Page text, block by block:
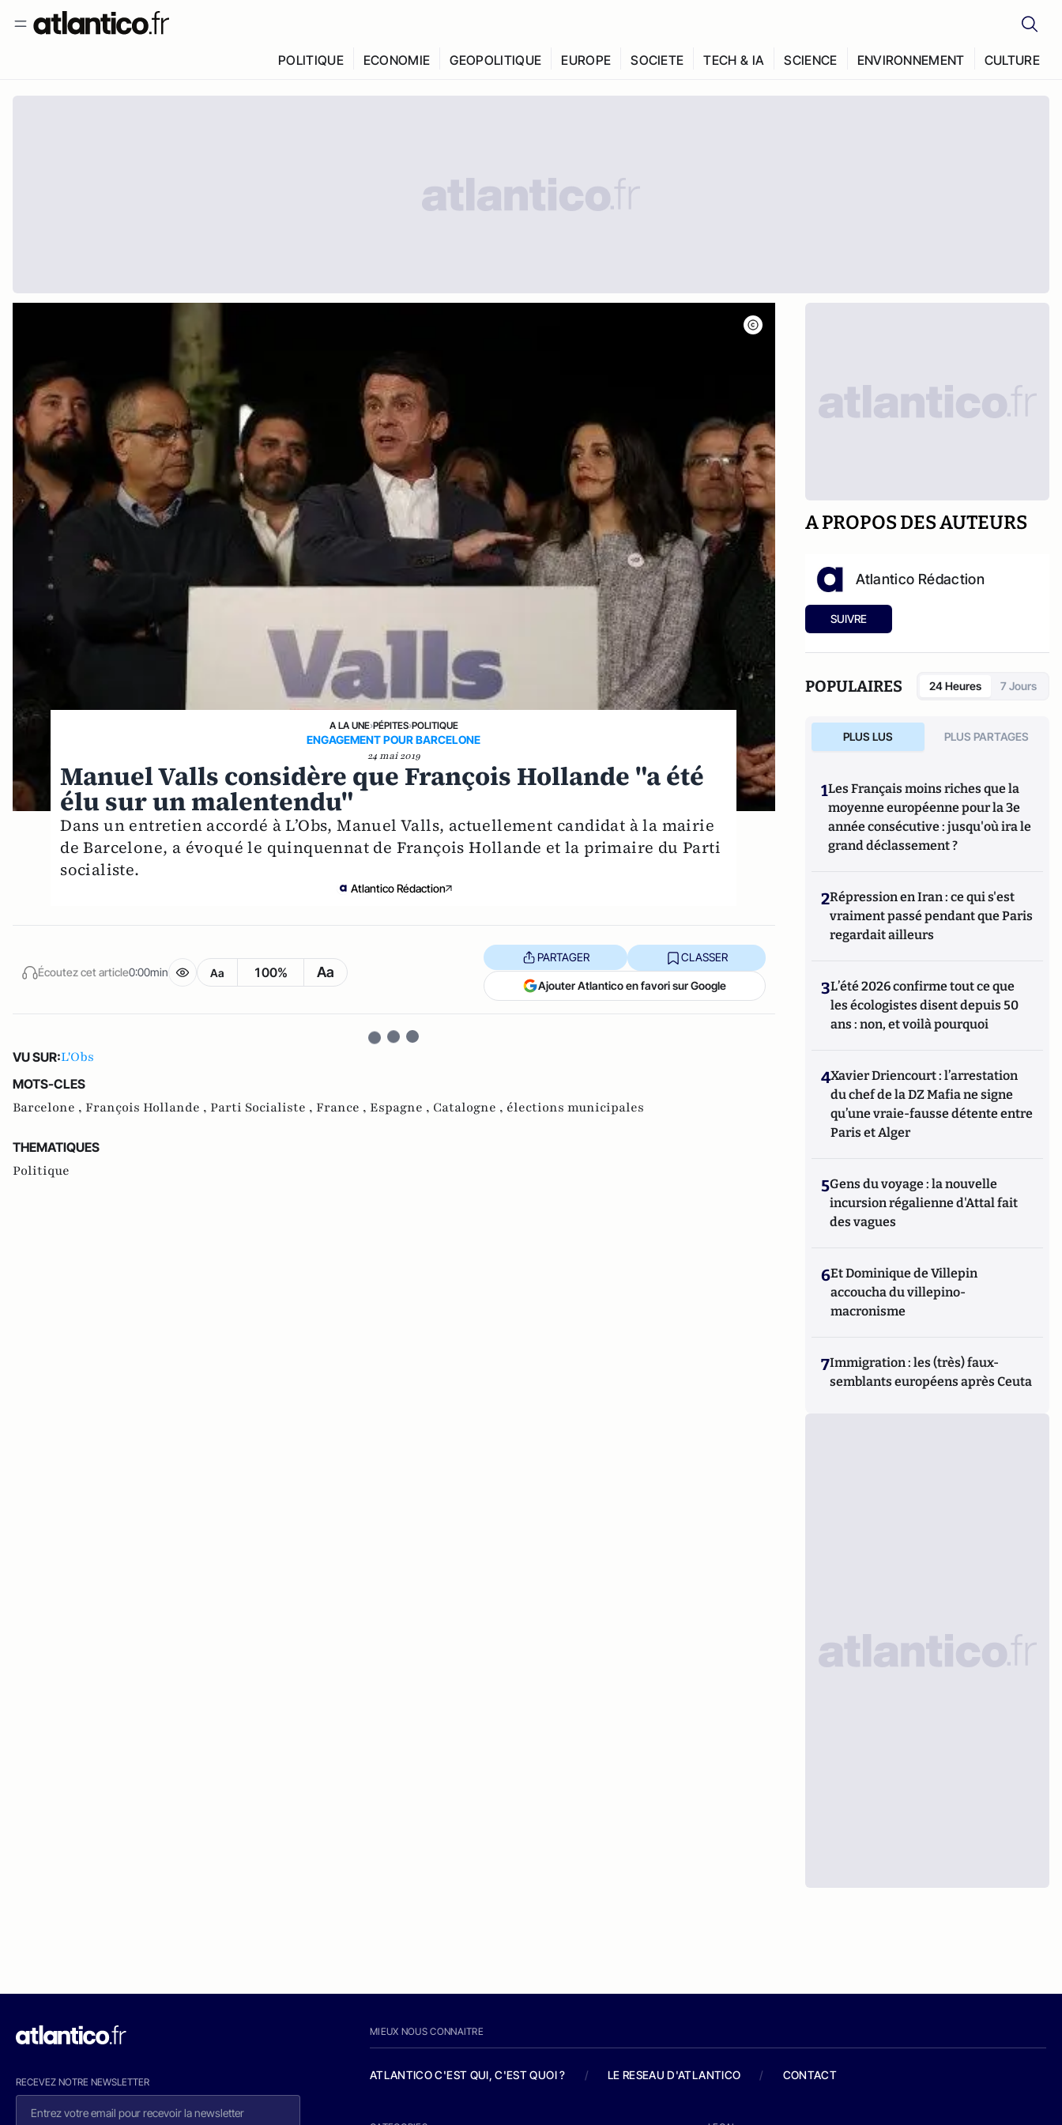
POLITIQUE ECONOMIE GEOPOLITIQUE EUROPE SOCIETE TECH & IA SCIENCE ENVIRONNEMENT CULTURE
A LA UNE›PÉPITES›POLITIQUE
ENGAGEMENT POUR BARCELONE
24 mai 2019
Manuel Valls considère que François Hollande "a été
élu sur un malentendu"
Dans un entretien accordé à L’Obs, Manuel Valls, actuellement candidat à la mairie
de Barcelone, a évoqué le quinquennat de François Hollande et la primaire du Parti
socialiste.
Atlantico Rédaction
Écoutez cet article0:00min Aa 100% Aa
PARTAGER CLASSER
Ajouter Atlantico en favori sur Google
VU SUR:L'Obs
MOTS-CLES
Barcelone , François Hollande , Parti Socialiste , France , Espagne , Catalogne , élections municipales
THEMATIQUES
Politique
A PROPOS DES AUTEURS
Atlantico Rédaction
SUIVRE
POPULAIRES 24 Heures 7 Jours
PLUS LUS PLUS PARTAGES
1Les Français moins riches que la
moyenne européenne pour la 3e
année consécutive : jusqu'où ira le
grand déclassement ?
2Répression en Iran : ce qui s'est
vraiment passé pendant que Paris
regardait ailleurs
3L’été 2026 confirme tout ce que
les écologistes disent depuis 50
ans : non, et voilà pourquoi
4Xavier Driencourt : l’arrestation
du chef de la DZ Mafia ne signe
qu’une vraie-fausse détente entre
Paris et Alger
5Gens du voyage : la nouvelle
incursion régalienne d'Attal fait
des vagues
6Et Dominique de Villepin
accoucha du villepino-
macronisme
7Immigration : les (très) faux-
semblants européens après Ceuta
RECEVEZ NOTRE NEWSLETTER
MIEUX NOUS CONNAITRE
ATLANTICO C'EST QUI, C'EST QUOI ? / LE RESEAU D'ATLANTICO / CONTACT